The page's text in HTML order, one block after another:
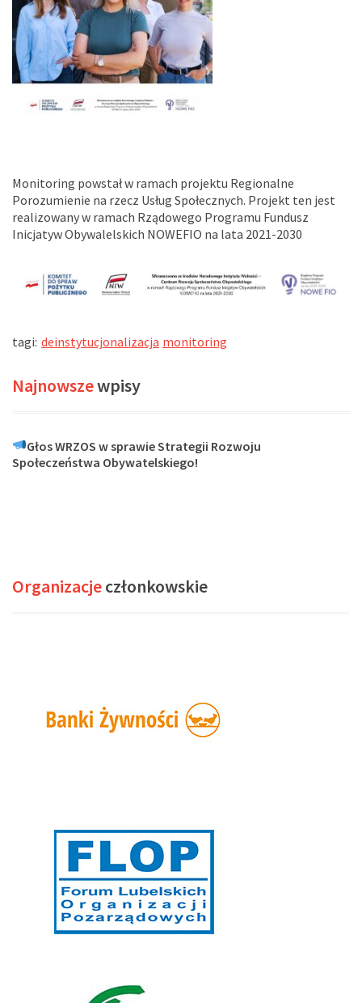
Monitoring powstał w ramach projektu Regionalne
Porozumienie na rzecz Usług Społecznych. Projekt ten jest
realizowany w ramach Rządowego Programu Fundusz
Inicjatyw Obywalelskich NOWEFIO na lata 2021-2030
tagi: deinstytucjonalizacja monitoring
Najnowszewpisy
Głos WRZOS w sprawie Strategii Rozwoju
Społeczeństwa Obywatelskiego!
Organizacjeczłonkowskie